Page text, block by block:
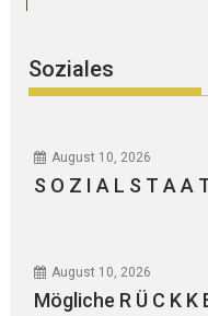
Soziales
August 10, 2026
S O Z I A L S T A A
August 10, 2026
Mögliche R Ü C K K